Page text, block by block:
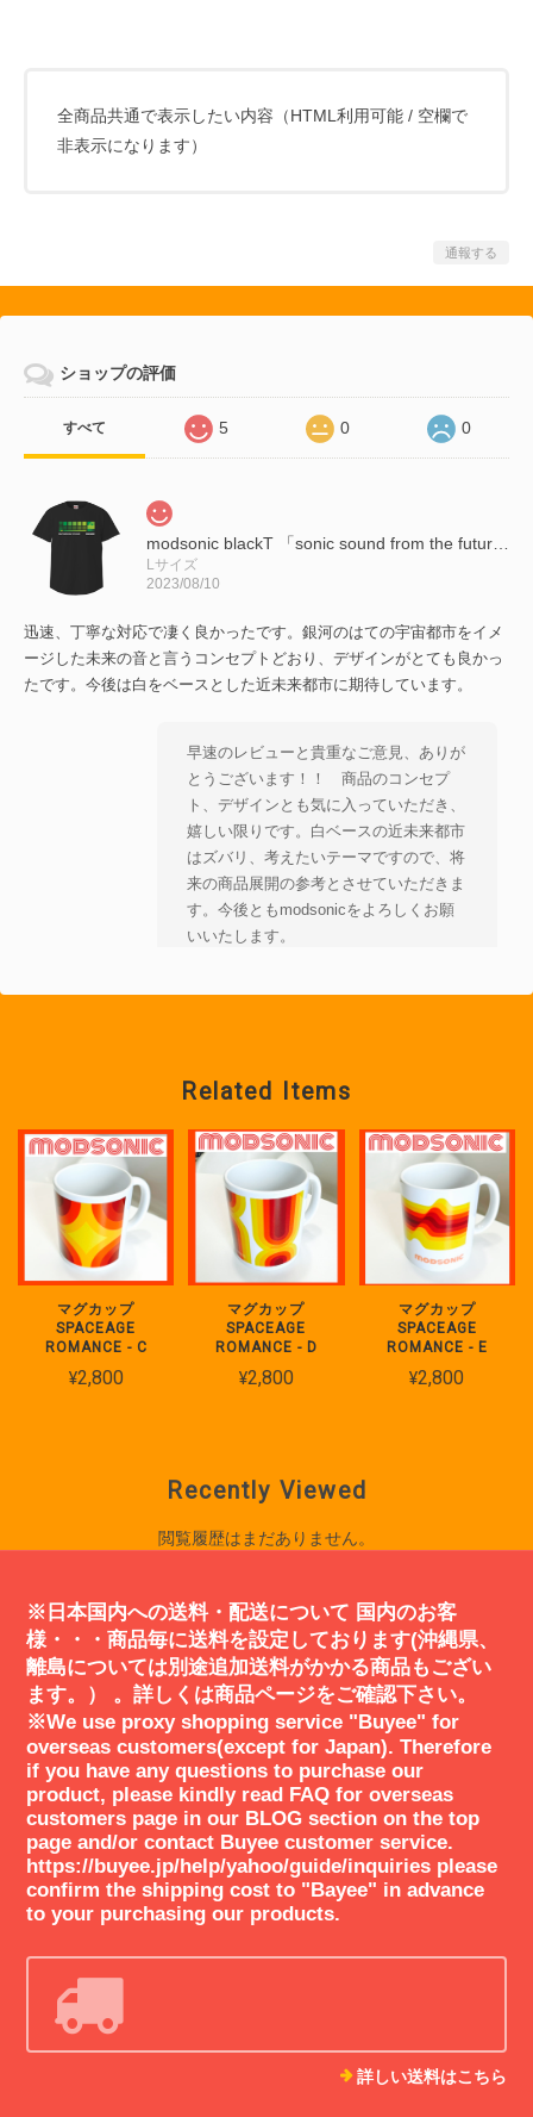
全商品共通で表示したい内容（HTML利用可能 / 空欄で
非表示になります）
通報する
ショップの評価
すべて 5 0 0
Lサイズ
2023/08/10
迅速、丁寧な対応で凄く良かったです。銀河のはての宇宙都市をイメ
ージした未来の音と言うコンセプトどおり、デザインがとても良かっ
たです。今後は白をベースとした近未来都市に期待しています。
早速のレビューと貴重なご意見、ありが
とうございます！！ 商品のコンセプ
ト、デザインとも気に入っていただき、
嬉しい限りです。白ベースの近未来都市
はズバリ、考えたいテーマですので、将
来の商品展開の参考とさせていただきま
す。今後ともmodsonicをよろしくお願
いいたします。
2023/01/09
洗練されたデザイン！！ 装着のフィット感も良い！！ コンセプトの
「未来の宇宙都市」がしっかりある！！ . 個人的にサイバーパンク的
な要素も感じ「時計仕掛けのオレンジ」を思い出す！美しく平和な未
来と、それを守る厳格さや冷たさ様なものの両方を持ち合わせた様な
デザインが日常に緊張感を与えてくれる！！
コメントありがとうございました！商品
のコンセプト、質感についてのご感想も
ありがとうございます。これからも時計
2021/01/13
modsonicのデザインとセンスに惚れました。近未来的なSF映画のフ
ァッションを彷彿とさせ痺れました。エッジが効いていながら日常使
いでもさりげなく身につけることができます。modsonicさんは今後も
注目して行きたいと思います。素敵な商品をありがとうございまし
た！
ご丁寧なReviewコメント誠にありがと
うございます。近未来のSF映画を想起
し体感していただけましたことに感謝申
が目指しているアクセサリーの世界観で
ぞよろしくお願いいたします🚀
Related Items
マグカップ
SPACEAGE
ROMANCE - C
¥2,800
マグカップ
SPACEAGE
ROMANCE - D
¥2,800
マグカップ
SPACEAGE
ROMANCE - E
¥2,800
Recently Viewed
閲覧履歴はまだありません。
※日本国内への送料・配送について 国内のお客
様・・・商品毎に送料を設定しております(沖縄県、
離島については別途追加送料がかかる商品もござい
ます。） 。詳しくは商品ページをご確認下さい。
※We use proxy shopping service "Buyee" for
overseas customers(except for Japan). Therefore
if you have any questions to purchase our
product, please kindly read FAQ for overseas
customers page in our BLOG section on the top
page and/or contact Buyee customer service.
https://buyee.jp/help/yahoo/guide/inquiries please
confirm the shipping cost to "Bayee" in advance
to your purchasing our products.
詳しい送料はこちら